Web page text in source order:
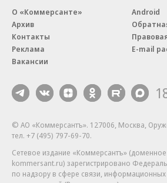
О «Коммерсанте»
Архив
Контакты
Реклама
Вакансии
Android
E-mail
© АО «Коммерсантъ». 127006, Москва,
тел. +7 (495) 797-69-70.
Сетевое издание «Коммерсантъ» (доменное
kommersant.ru) зарегистрировано
по надзору в сфере связи,